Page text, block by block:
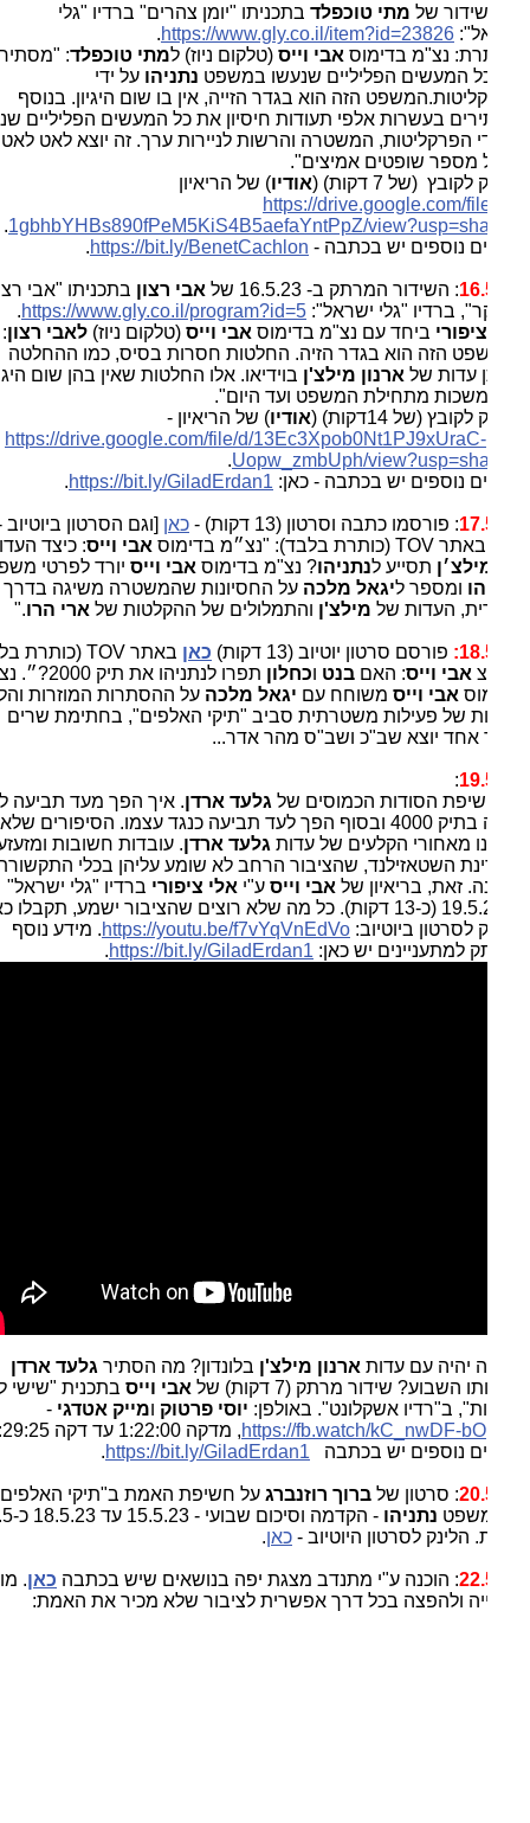
שלמתי טוכפלדבתכניתו "יומן צהרים" ברדיו "גלי
https://www.gly.co.il/item?id=23826
.
נצ"מ בדימוסאבי וייס(טלקום ניוז) ל מתי טוכפלד: "מסתירים
המעשים הפליליים שנעשו במשפטנתניהועל ידי
הזה הוא בגדר הזייה, אין בו שום היגיון. בנוסף
בעשרות אלפי תעודות חיסיון את כל המעשים הפליליים שנעשו
הפרקליטות, המשטרה והרשות לניירות ערך. זה יוצא לאט לאט
מספר שופטים אמיצים".
(של 7 דקות) (
אודיו) של הריאיון
https://drive.google.com/
1gbhbYHBs890fPeM5KiS4B5aefaYntPpZ/
.
נוספים יש בכתבה -https://bit.ly/BenetCachlon
.
: השידור המרתק ב- 16.5.23 של אבי רצון בתכניתו "אבי רצון
ברדיו "גלי ישראל":
https://www.gly.co.il/program? id=5
.
ביחד עם נצ"מ בדימוסאבי וייס(טלקום ניוז)לאבי רצון:
הזה הוא בגדר הזיה. החלטות חסרות בסיס, כמו ההחלטה
עדות שלארנון מילצ'ןבוידיאו. אלו החלטות שאין בהן שום היגיון
מתחילת המשפט ועד היום".
(של 14דקות) (
אודיו) של הריאיון -
https://drive.google.com/file/d/13Ec3Xpob0Nt1PJ9xUraC-
Uopw_zmbUph/
.
נוספים יש בכתבה - כאן:https://bit.ly/GiladErdan1
.
: פורסמו כתבה וסרטון (13 דקות) - כאן [וגם הסרטון ביוטיוב -
באתרTOV (כותרת בלבד): "נצ״מ בדימוסאבי וייס: כיצד העדות
תסייע לנתניהו? נצ"מ בדימוסאבי וייסיורד לפרטי משפט
ומספר ליגאל מלכהעל החסיונות שהמשטרה משיגה בדרך
העדות שלמילצ'ןוהתמלולים של ההקלטות שלארי הרו."
פורסם סרטון יוטיוב (13 דקות) כאן
באתר TOV (כותרת בלבד):
אבי וייס: האם בנטו כחלון
תפרו לנתניהו את תיק 2000?״. נצ"מ
אבי וייסמשוחח עםיגאל מלכהעל ההסתרות המוזרות והלא
של פעילות משטרתית סביב "תיקי האלפים", בחתימת שרים
אחד יוצא שב"כ ושב"ס מהר אדר...
הסודות הכמוסים שלגלעד ארדן . איך הפך מעד תביעה לעד
הגנה בתיק 4000 ובסוף הפך לעד תביעה כנגד עצמו. הסיפורים שלא
מאחורי הקלעים של עדותגלעד ארדן . עובדות חשובות ומזעזעות
השטאזילנד, שהציבור הרחב לא שומע עליהן בכלי התקשורת -
זאת, בריאיון שלאבי וייסע"יאלי ציפוריברדיו "גלי ישראל"
ב-19.5.23 (כ-13 דקות). כל מה שלא רוצים שהציבור ישמע, תקבלו כאן.
לסרטון ביוטיוב:https://youtu.be/f7vYqVnEdVo. מידע נוסף
למתעניינים יש כאן:https://bit.ly/GiladErdan1
.
יהיה עם עדותארנון מילצ'ןבלונדון? מה הסתירגלעד ארדן
השבוע? שידור מרתק (7 דקות) של
אבי וייסבתכנית "שישי ללא
ב"רדיו אשקלונט". באולפן:יוסי פרטוקומייק אטדגי-
https://fb.watch/kC_nwDF-bO
, מדקה 1:22:00 עד דקה 1:29:25.
נוספים יש בכתבהhttps://bit.ly/GiladErdan1
.
: סרטון שלברוך רוזנברגעל חשיפת האמת ב"תיקי האלפים"
נתניהו
- הקדמה וסיכום שבועי - 15.5.23 עד 18.5.23 כ-2.5
הלינק לסרטון היוטיוב -כאן.
: הוכנה ע"י מתנדב מצגת יפה בנושאים שיש בכתבהכאן. מומלץ
ולהפצה בכל דרך אפשרית לציבור שלא מכיר את האמת: